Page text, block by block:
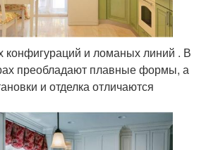
конфигураций и ломаных линий . В
преобладают плавные формы, а
и отделка отличаются